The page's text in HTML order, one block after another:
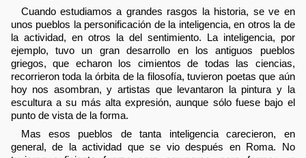
Cuando estudiamos a grandes rasgos la historia, se ve en
unos pueblos la personificación de la inteligencia, en otros la de
la actividad, en otros la del sentimiento. La inteligencia, por
ejemplo, tuvo un gran desarrollo en los antiguos pueblos
griegos, que echaron los cimientos de todas las ciencias,
recorrieron toda la órbita de la filosofía, tuvieron poetas que aún
hoy nos asombran, y artistas que levantaron la pintura y la
escultura a su más alta expresión, aunque sólo fuese bajo el
punto de vista de la forma.
Mas esos pueblos de tanta inteligencia carecieron, en
general, de la actividad que se vio después en Roma. No